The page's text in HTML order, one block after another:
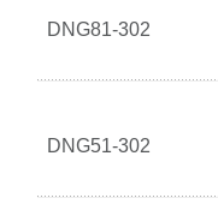
DNG81-302
DNG51-302